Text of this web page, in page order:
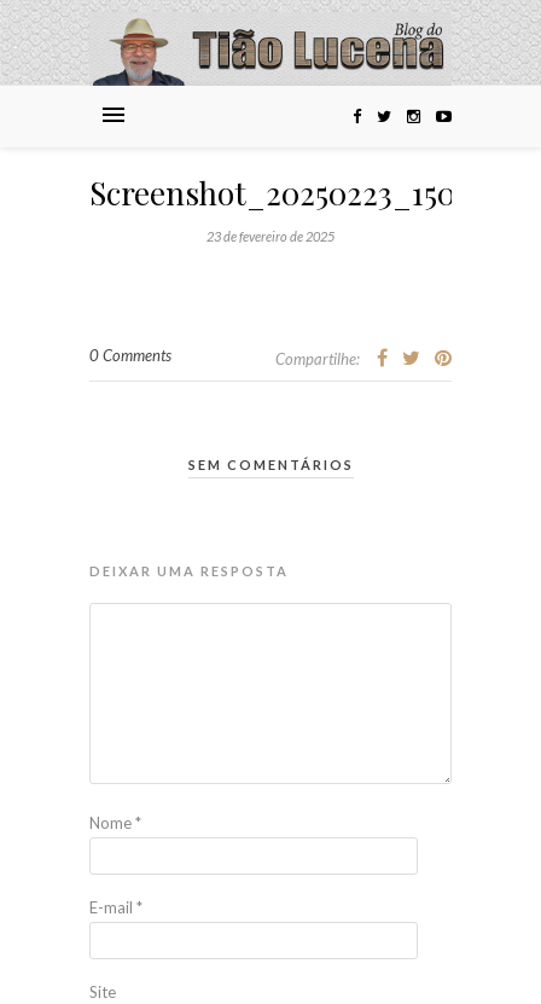
23 de fevereiro de 2025
0 Comments Compartilhe:
SEM COMENTÁRIOS
DEIXAR UMA RESPOSTA
Nome*
E-mail *
Site